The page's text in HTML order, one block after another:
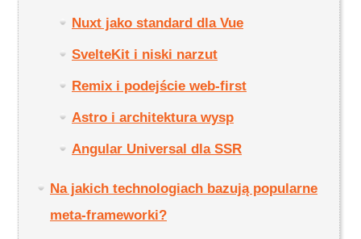
Nuxt jako standard dla Vue
SvelteKit i niski narzut
Remix i podejście web-first
Astro i architektura wysp
Angular Universal dla SSR
Na jakich technologiach bazują popularne
meta-frameworki?